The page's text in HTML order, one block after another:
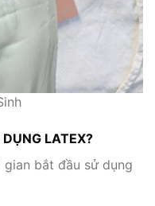
LATEX?
bắt đầu sử dụng